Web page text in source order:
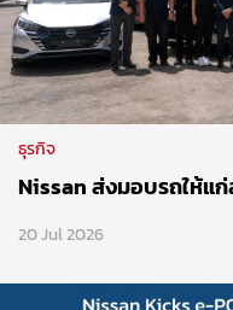
ธุรกิจ
Nissan ส่งมอบรถให้แ
20 Jul 2026